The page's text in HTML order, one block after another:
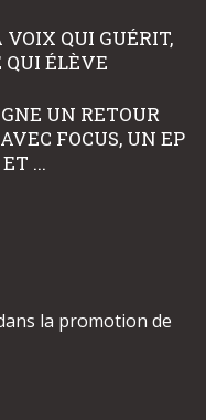
VOIX QUI GUÉRIT,
QUI ÉLÈVE
UN RETOUR
FOCUS, UN EP
...
la promotion de